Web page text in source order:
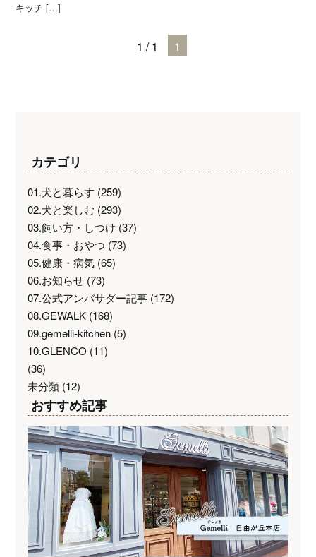
キッチ […]
1 / 1 1
カテゴリ
01.犬と暮らす (259)
02.犬と楽しむ (293)
03.飼い方・しつけ (37)
04.食事・おやつ (73)
05.健康・病気(65)
06.お知らせ(73)
07.公式アンバサダー記事(172)
08.GEWALK(168)
09.gemelli-kitchen(5)
10.GLENCO (11)
(36)
未分類(12)
おすすめ記事